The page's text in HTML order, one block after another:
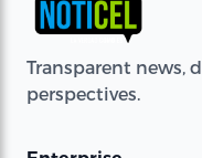
Transparent news,
perspectives.